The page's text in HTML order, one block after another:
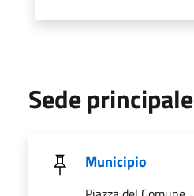
Sede principale
Municipio